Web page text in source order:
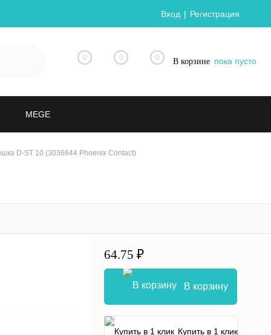
Вход Регистрация
0 0 0 В корзине пока пусто
MEGE
D-ST 10 (3036644 Phoenix Contact)
64.75 ₽
В корзину
Купить в 1 клик